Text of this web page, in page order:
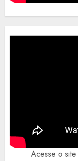
Acesse o site